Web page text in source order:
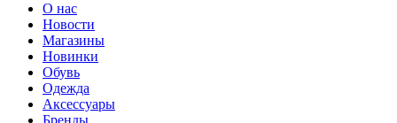
О нас
Новости
Магазины
Новинки
Обувь
Одежда
Аксессуары
Бренды